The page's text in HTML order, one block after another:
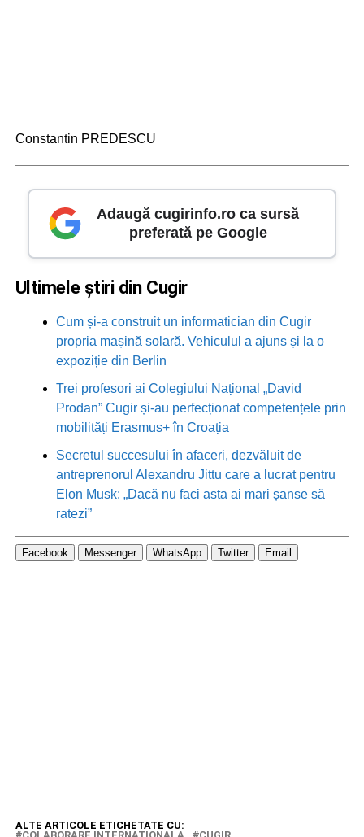
Constantin PREDESCU
Adaugă cugirinfo.ro ca sursă
preferată pe Google
Ultimele știri din Cugir
Cum și-a construit un informatician din Cugir
propria mașină solară. Vehiculul a ajuns și la o
expoziție din Berlin
Trei profesori ai Colegiului Național „David
Prodan” Cugir și-au perfecționat competențele prin
mobilități Erasmus+ în Croația
Secretul succesului în afaceri, dezvăluit de
antreprenorul Alexandru Jittu care a lucrat pentru
Elon Musk: „Dacă nu faci asta ai mari șanse să
ratezi”
Facebook Messenger WhatsApp Twitter Email
ALTE ARTICOLE ETICHETATE CU: